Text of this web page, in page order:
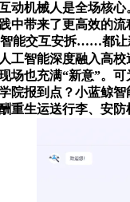
动机械人是全场核
中带来了更高效的
能交互安拆……都让
工智能深度融入高
场也充满“新意”。
院报到点？小蓝鲸
重生运送行李、安